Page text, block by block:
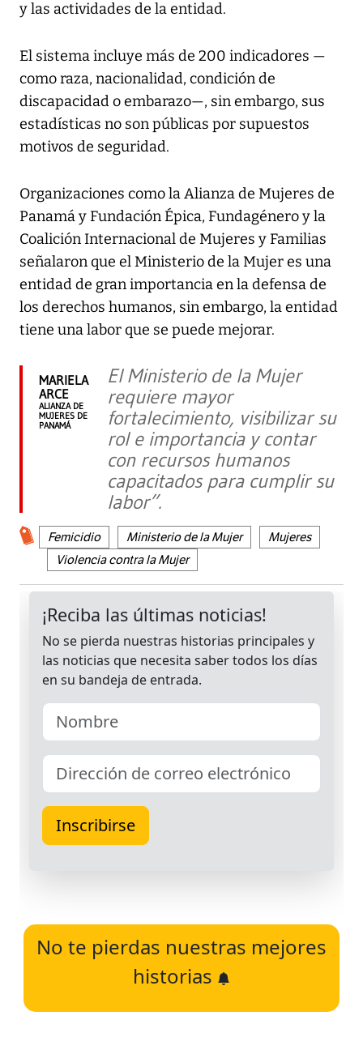
y las actividades de la entidad.
El sistema incluye más de 200 indicadores —
como raza, nacionalidad, condición de
discapacidad o embarazo—, sin embargo, sus
estadísticas no son públicas por supuestos
motivos de seguridad.
Organizaciones como la Alianza de Mujeres de
Panamá y Fundación Épica, Fundagénero y la
Coalición Internacional de Mujeres y Familias
señalaron que el Ministerio de la Mujer es una
entidad de gran importancia en la defensa de
los derechos humanos, sin embargo, la entidad
tiene una labor que se puede mejorar.
MARIELA
ARCE
ALIANZA DE
MUJERES DE
PANAMÁ
El Ministerio de la Mujer
requiere mayor
fortalecimiento, visibilizar su
rol e importancia y contar
con recursos humanos
capacitados para cumplir su
labor”.
Femicidio Ministerio de la Mujer
Mujeres
Violencia contra la Mujer
No te pierdas nuestras mejores
historias